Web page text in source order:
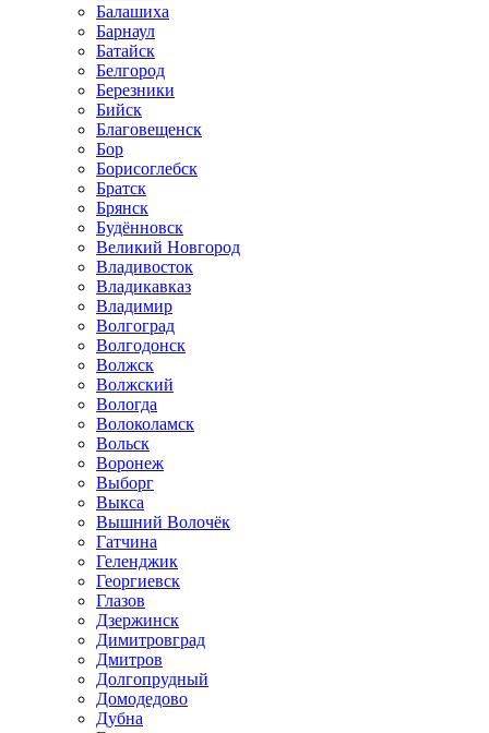
Балашиха
Барнаул
Батайск
Белгород
Березники
Бийск
Благовещенск
Бор
Борисоглебск
Братск
Брянск
Будённовск
Великий Новгород
Владивосток
Владикавказ
Владимир
Волгоград
Волгодонск
Волжск
Волжский
Вологда
Волоколамск
Вольск
Воронеж
Выборг
Выкса
Вышний Волочёк
Гатчина
Геленджик
Георгиевск
Глазов
Дзержинск
Димитровград
Дмитров
Долгопрудный
Домодедово
Дубна